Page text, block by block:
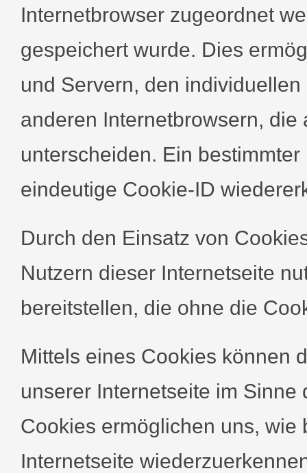
Internetbrowser zugeordnet
gespeichert wurde. Dies
und Servern, den
anderen Internetbrowsern,
unterscheiden. Ein
eindeutige Cookie-ID
Durch den Einsatz von
Nutzern dieser Internetseite
bereitstellen, die ohne die
Mittels eines Cookies können
unserer Internetseite im
Cookies ermöglichen uns,
Internetseite